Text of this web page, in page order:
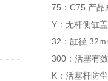
75：C75 产品
Y：无杆侧缸
32：缸径
300：活塞有
K：活塞杆防